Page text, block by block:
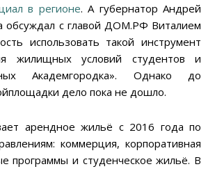
в регионе. А губернатор Андрей
обсуждал с главой ДОМ.РФ Виталием
использовать такой инструмент
жилищных условий студентов и
Академгородка». Однако до
дело пока не дошло.
арендное жильё с 2016 года по
коммерция, корпоративная
программы и студенческое жильё. В